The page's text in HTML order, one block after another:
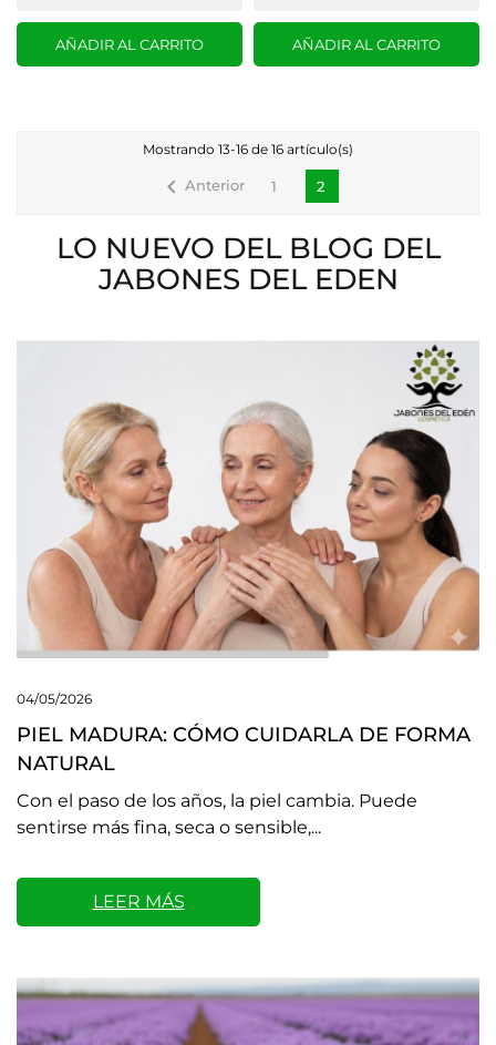
AÑADIR AL CARRITO AÑADIR AL CARRITO
Mostrando 13-16 de 16 artículo(s)
 Anterior 1 2
LO NUEVO DEL BLOG DEL
JABONES DEL EDEN
04/05/2026
PIEL MADURA: CÓMO CUIDARLA DE FORMA
NATURAL
Con el paso de los años, la piel cambia. Puede
sentirse más fina, seca o sensible,...
LEER MÁS